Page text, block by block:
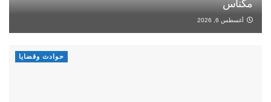
مكناس
أغسطس 6, 2026
حوادث وقضايا